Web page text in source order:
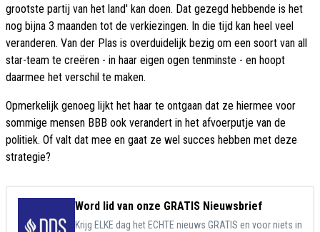
grootste partij van het land' kan doen. Dat gezegd hebbende is het
nog bijna 3 maanden tot de verkiezingen. In die tijd kan heel veel
veranderen. Van der Plas is overduidelijk bezig om een soort van all
star-team te creëren - in haar eigen ogen tenminste - en hoopt
daarmee het verschil te maken.
Opmerkelijk genoeg lijkt het haar te ontgaan dat ze hiermee voor
sommige mensen BBB ook verandert in het afvoerputje van de
politiek. Of valt dat mee en gaat ze wel succes hebben met deze
strategie?
Word lid van onze GRATIS Nieuwsbrief
Krijg ELKE dag het ECHTE nieuws GRATIS en voor niets in